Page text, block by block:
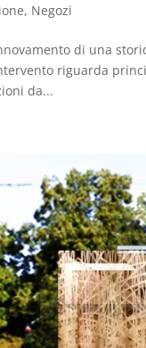
, Negozi
di una
riguarda
da...